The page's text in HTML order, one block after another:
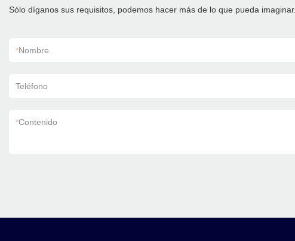
Sólo díganos sus requisitos, podemos hacer más de lo que pueda imaginar.
*Nombre
Teléfono
*Contenido